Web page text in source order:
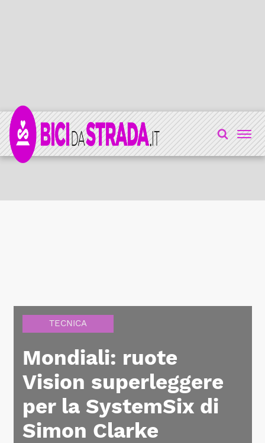
TECNICA
Mondiali: ruote
Vision superleggere
per la SystemSix di
Simon Clarke